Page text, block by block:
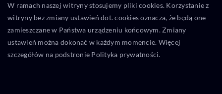
W ramach naszej witryny stosujemy pliki cookies. Korzystanie z
witryny bez zmiany ustawień dot. cookies oznacza, że będą one
zamieszczane w Państwa urządzeniu końcowym. Zmiany
ustawień można dokonać w każdym momencie. Więcej
szczegółów na podstronie Polityka prywatności.